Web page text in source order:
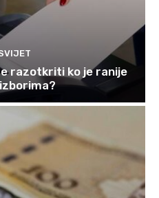
razotkriti ko je ranije